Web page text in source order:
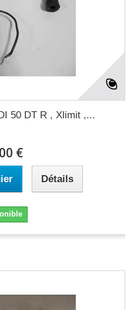
50 DT R , Xlimit ,...
€
Détails